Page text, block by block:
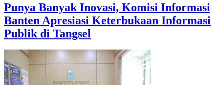
Punya Banyak Inovasi, Komisi Informasi
Banten Apresiasi Keterbukaan Informasi
Publik di Tangsel